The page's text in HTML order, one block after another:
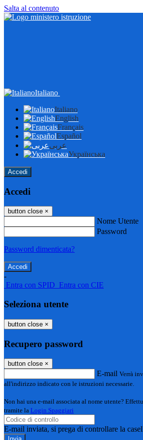
Salta al contenuto
Italiano
Italiano
English
Français
Español
عربى
Українська
Accedi
Accedi
button close ×
Nome Utente
Password
Password dimenticata?
-
Entra con SPID Entra con CIE
Seleziona utente
button close ×
Recupero password
button close ×
E-mail Verrà
all'indirizzo indicato con le istruzioni necessarie.
Non hai una e-mail associata al nome utente?
tramite la Login Spaggiari
E-mail inviata, si prega di controllare la